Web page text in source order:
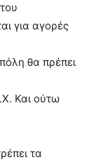
για αγορές
θα πρέπει
Και ούτω
τα